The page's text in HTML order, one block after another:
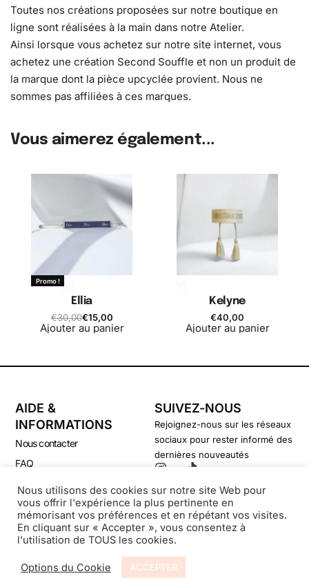
Toutes nos créations proposées sur notre boutique en
ligne sont réalisées à la main dans notre Atelier.
Ainsi lorsque vous achetez sur notre site internet, vous
achetez une création Second Souffle et non un produit de
la marque dont la pièce upcyclée provient. Nous ne
sommes pas affiliées à ces marques.
Vous aimerez également...
Promo !
Ellia
€30,00€15,00
Ajouter au panier
Kelyne
€40,00
Ajouter au panier
AIDE &
INFORMATIONS
Nous contacter
FAQ
CGV
Politique de confidentialité
SUIVEZ-NOUS
Rejoignez-nous sur les réseaux
sociaux pour rester informé des
dernières nouveautés
© Secondsouffle-Boutique.fr
Nous utilisons des cookies sur notre site Web pour
vous offrir l'expérience la plus pertinente en
mémorisant vos préférences et en répétant vos visites.
En cliquant sur « Accepter », vous consentez à
l'utilisation de TOUS les cookies.
Options du Cookie ACCEPTER